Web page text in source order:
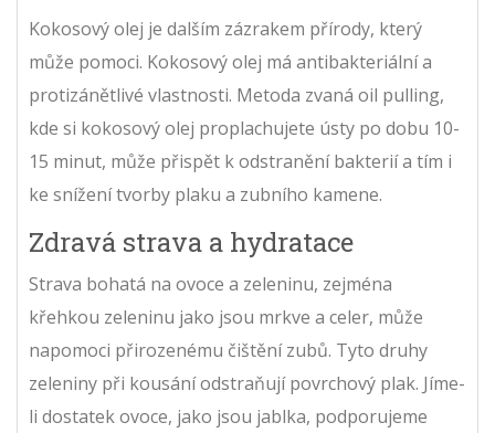
Kokosový olej je dalším zázrakem přírody, který
může pomoci. Kokosový olej má antibakteriální a
protizánětlivé vlastnosti. Metoda zvaná oil pulling,
kde si kokosový olej proplachujete ústy po dobu 10-
15 minut, může přispět k odstranění bakterií a tím i
ke snížení tvorby plaku a zubního kamene.
Zdravá strava a hydratace
Strava bohatá na ovoce a zeleninu, zejména
křehkou zeleninu jako jsou mrkve a celer, může
napomoci přirozenému čištění zubů. Tyto druhy
zeleniny při kousání odstraňují povrchový plak. Jíme-
li dostatek ovoce, jako jsou jablka, podporujeme